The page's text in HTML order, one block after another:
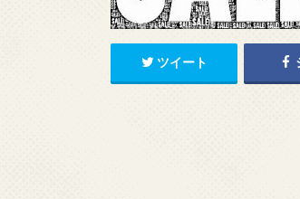
ツイート